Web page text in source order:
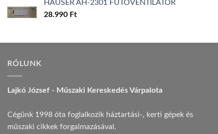
HAUSER AH-2301 FŰTŐVENTILÁTOR
28.990 Ft
RÓLUNK
Lajkó József - Műszaki Kereskedés Várpalota
Cégünk 1998 óta foglalkozik háztartási-, kerti gépek és
műszaki cikkek forgalmazásával.